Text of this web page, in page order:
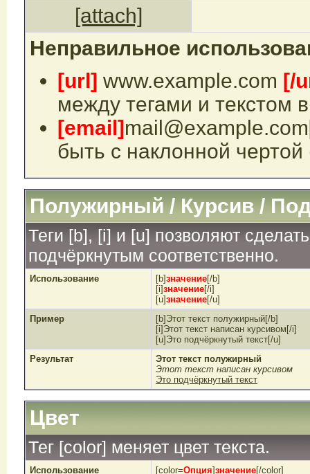
[attach]
Неправильное
[url] www.example.com [/
между тегами и текстом
[email] mail@example.com
быть с наклонной
Полужирный / Курсив /
Теги [b], [i] и [u] позволяют
подчёркнутым соответственно.
Использование [b]значение[/b]
[i]значение[/i]
[u]значение[/u]
Пример
[b]Этот текст полужирный[/b]
[i]Этот текст написан курсивом[/i]
[u]Это подчёркнутый текст[/u]
Результат
Этот текст полужирный
Этот текст написан курсивом
Это подчёркнутый текст
Цвет
Тег [color] меняет цвет текста.
Использование [color=Опция]значение[/color]